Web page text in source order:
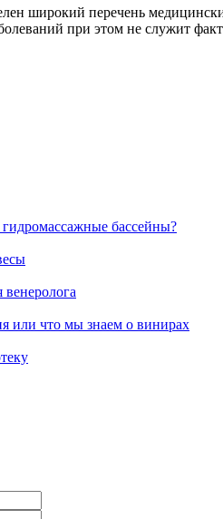
широкий перечень
при этом не служит
бассейны?
венеролога
или что мы знаем о винирах